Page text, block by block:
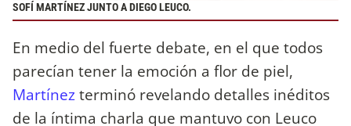
SOFÍ MARTÍNEZ JUNTO A DIEGO LEUCO.
En medio del fuerte debate, en el que todos
parecían tener la emoción a flor de piel,
Martínezterminó revelando detalles inéditos
de la íntima charla que mantuvo con Leuco